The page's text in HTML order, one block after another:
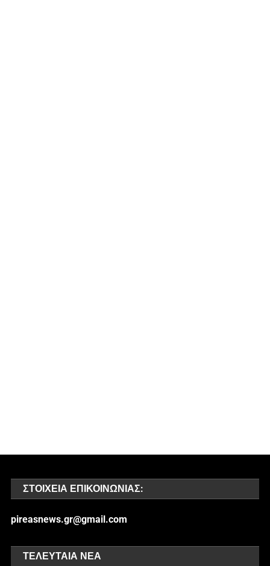
ΣΤΟΙΧΕΊΑ ΕΠΙΚΟΙΝΩΝΊΑΣ:
pireasnews.gr@gmail.com
ΤΕΛΕΥΤΑΊΑ ΝΈΑ